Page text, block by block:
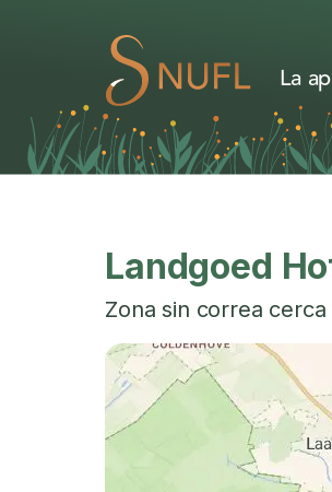
La
Landgoed
Zona sin correa cerca